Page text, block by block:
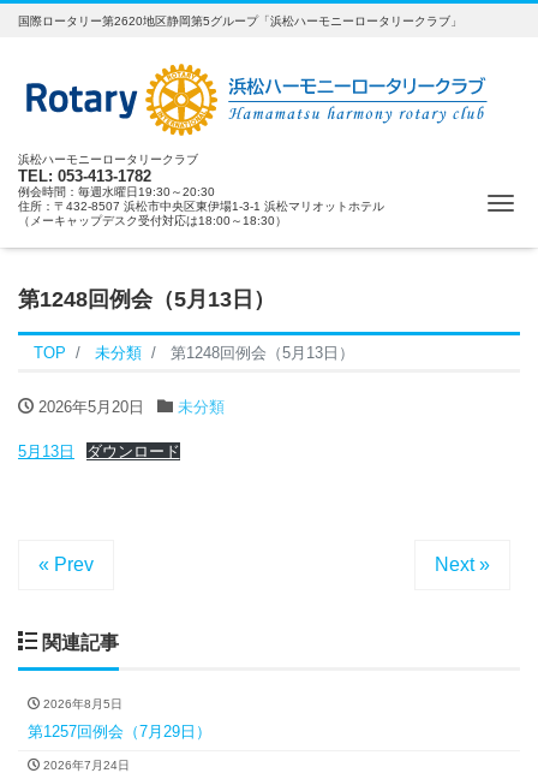
国際ロータリー第2620地区静岡第5グループ「浜松ハーモニーロータリークラブ」
浜松ハーモニーロータリークラブ
TEL: 053-413-1782
例会時間：毎週水曜日19:30～20:30
住所：〒432-8507 浜松市中央区東伊場1-3-1 浜松マリオットホテル
（メーキャップデスク受付対応は18:00～18:30）
ナ
第1248回例会（5月13日）
TOP 未分類 第1248回例会（5月13日）
2026年5月20日 未分類
5月13日 ダウンロード
« Prev Next »
関連記事
2026年8月5日
第1257回例会（7月29日）
2026年7月24日